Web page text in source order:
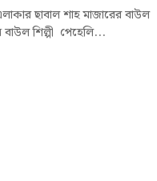
ছাবাল শাহ মাজারের বাউল
শিল্পী পেহেলি...